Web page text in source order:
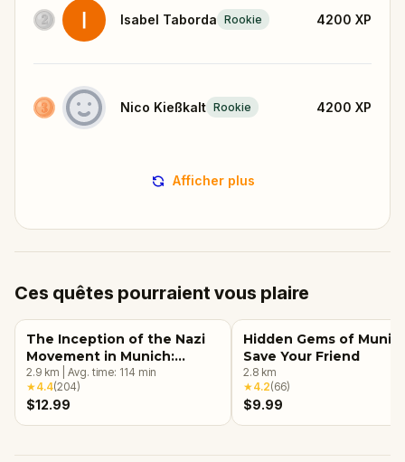
Isabel Taborda Rookie 4200 XP
Nico Kießkalt Rookie 4200 XP
Afficher plus
Ces quêtes pourraient vous plaire
The Inception of the Nazi
Movement in Munich:
History Walking Tour &
Escape Game
2.9 km Avg. time: 114 min
★4.4(204)
$12.99
Hidden Gems of
Save Your Friend
2.8 km
★4.2(66)
$9.99